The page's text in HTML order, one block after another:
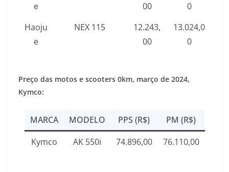
e
00
0
Haoju
e
NEX 115
12.243,
00
13.024,0
0
Preço das motos e scooters 0km, março de 2024,
Kymco:
MARCA MODELO PPS (R$)
PM (R$)
Kymco
AK 550i 74.896,00 76.110,00